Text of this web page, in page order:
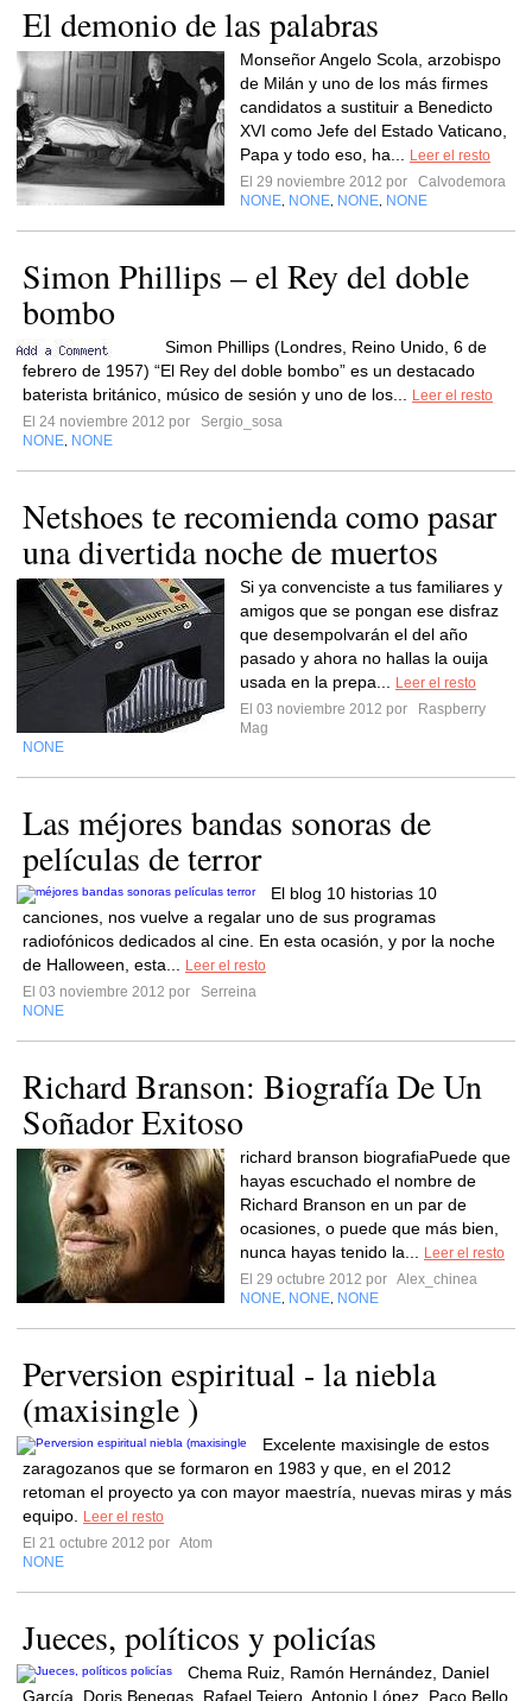
El demonio de las palabras
Monseñor Angelo Scola, arzobispo
de Milán y uno de los más firmes
candidatos a sustituir a Benedicto
XVI como Jefe del Estado Vaticano,
Papa y todo eso, ha...
Leer el resto
El 29 noviembre 2012 por
Calvodemora
NONE NONE NONE NONE
Simon Phillips – el Rey del doble
bombo
Simon Phillips (Londres, Reino Unido, 6 de
febrero de 1957) “El Rey del doble bombo” es un destacado
baterista británico, músico de sesión y uno de los...
Leer el resto
El 24 noviembre 2012 por
Sergio_sosa
NONE NONE
Netshoes te recomienda como pasar
una divertida noche de muertos
Si ya convenciste a tus familiares y
amigos que se pongan ese disfraz
que desempolvarán el del año
pasado y ahora no hallas la ouija
usada en la prepa...
Leer el resto
El 03 noviembre 2012 por
Raspberry
Mag
NONE
Las méjores bandas sonoras de
películas de terror
El blog 10 historias 10
canciones, nos vuelve a regalar uno de sus programas
radiofónicos dedicados al cine. En esta ocasión, y por la noche
de Halloween, esta...
Leer el resto
El 03 noviembre 2012 por
Serreina
NONE
Richard Branson: Biografía De Un
Soñador Exitoso
richard branson biografiaPuede que
hayas escuchado el nombre de
Richard Branson en un par de
ocasiones, o puede que más bien,
nunca hayas tenido la...
Leer el resto
El 29 octubre 2012 por Alex_chinea
NONE NONE NONE
Perversion espiritual - la niebla
(maxisingle )
Excelente maxisingle de estos
zaragozanos que se formaron en 1983 y que, en el 2012
retoman el proyecto ya con mayor maestría, nuevas miras y más
equipo.
Leer el resto
El 21 octubre 2012 por Atom
NONE
Jueces, políticos y policías
Chema Ruiz, Ramón Hernández, Daniel
García, Doris Benegas, Rafael Tejero, Antonio López, Paco Bello